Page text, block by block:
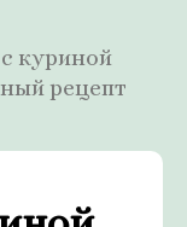
куриной
рецепт